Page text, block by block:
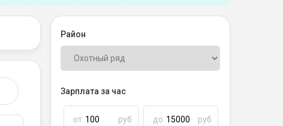
Район
Зарплата за час
от руб до руб